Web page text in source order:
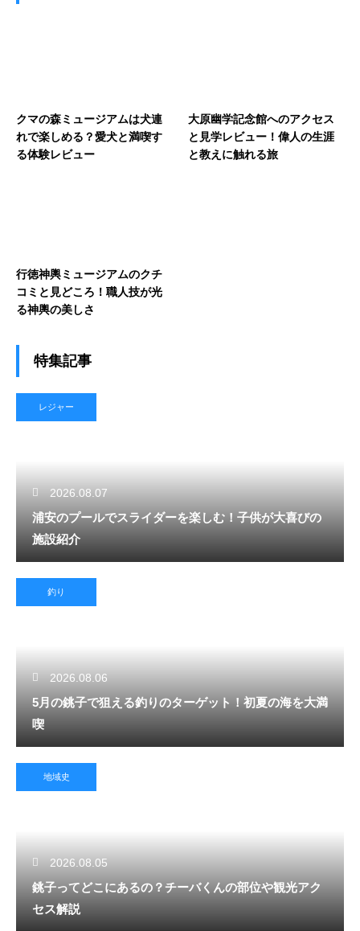
クマの森ミュージアムは犬連
れで楽しめる？愛犬と満喫す
る体験レビュー
大原幽学記念館へのアクセス
と見学レビュー！偉人の生涯
と教えに触れる旅
行徳神輿ミュージアムのクチ
コミと見どころ！職人技が光
る神輿の美しさ
特集記事
レジャー
2026.08.07
浦安のプールでスライダーを楽しむ！子供が大喜びの
施設紹介
釣り
2026.08.06
5月の銚子で狙える釣りのターゲット！初夏の海を大満
喫
地域史
2026.08.05
銚子ってどこにあるの？チーバくんの部位や観光アク
セス解説